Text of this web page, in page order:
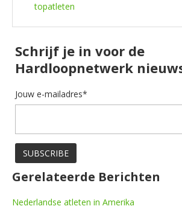
topatleten
Schrijf je in voor de
Hardloopnetwerk
Jouw e-mailadres*
Gerelateerde Berichten
Nederlandse atleten in Amerika